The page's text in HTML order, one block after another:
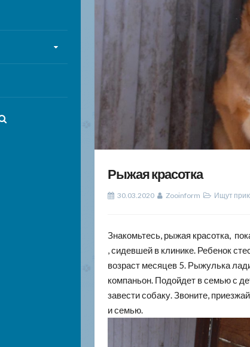
Рыжая красотка
30.03.2020 Zooinform Ищут
Знакомьтесь, рыжая красотка,
, сидевшей в клинике. Ребенок
возраст месяцев 5. Рыжулька
компаньон. Подойдет в семью с
завести собаку. Звоните,
и семью.